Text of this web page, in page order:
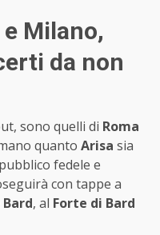
Milano,
da non
sono quelli di Roma
quanto Arisa sia
fedele e
con tappe a
Bard, al Forte di Bard